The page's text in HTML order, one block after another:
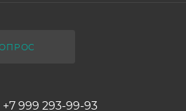
+7 999 293-99-93